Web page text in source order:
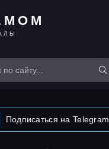
Подписаться на Telegram